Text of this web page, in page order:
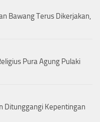
Bawang Terus Dikerjakan,
Pura Agung Pulaki
Ditunggangi Kepentingan